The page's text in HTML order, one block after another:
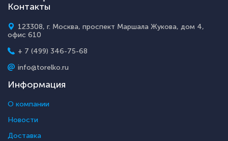
Контакты
123308, г. Москва, проспект Маршала Жукова, дом 4,
офис 610
+ 7 (499) 346-75-68
info@torelko.ru
Информация
О компании
Новости
Доставка